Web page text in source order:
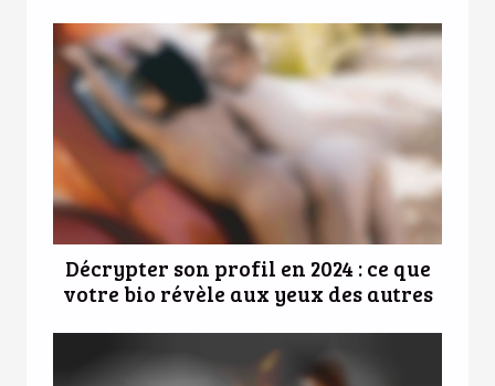
Décrypter son profil en 2024 : ce que
votre bio révèle aux yeux des autres